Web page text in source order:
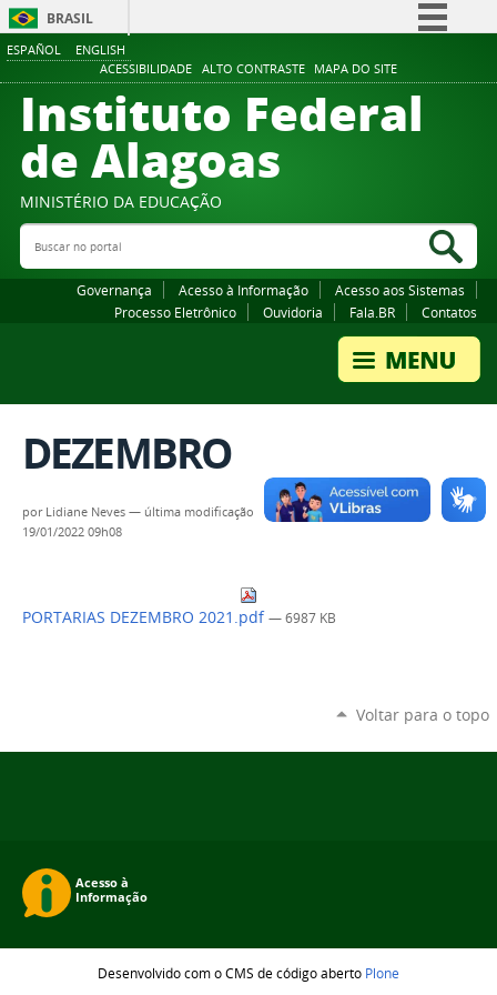
ESPAÑOL ENGLISH
ACESSIBILIDADE ALTO CONTRASTE MAPA DO SITE
BRASIL
Comunica BR
Participe
Canais
Instituto Federal
de Alagoas
MINISTÉRIO DA EDUCAÇÃO
Buscar no portal
Governança Acesso à Informação
Acesso aos Sistemas
Processo Eletrônico
Ouvidoria Fala.BR Contatos
DEZEMBRO
por Lidiane Neves — última modificação
19/01/2022 09h08
PORTARIAS DEZEMBRO 2021.pdf — 6987 KB
Voltar para o topo
Desenvolvido com o CMS de código aberto Plone